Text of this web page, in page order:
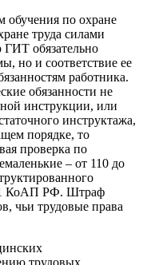
по охране
труда силами
ГИТ обязательно
но и соответствие ее
работника.
обязанности не
инструкции, или
инструктажа,
порядке, то
проверка по
– от 110 до
КоАП РФ. Штраф
чьи трудовые права
трудовых